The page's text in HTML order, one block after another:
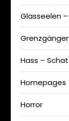
Glasseelen
Hass –
Homepages
Horror